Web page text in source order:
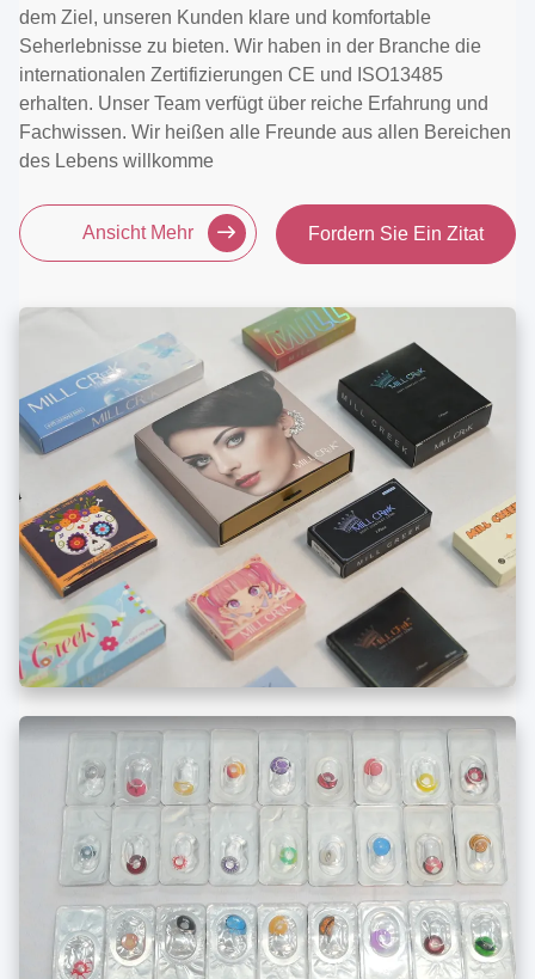
dem Ziel, unseren Kunden klare und komfortable
Seherlebnisse zu bieten. Wir haben in der Branche die
internationalen Zertifizierungen CE und ISO13485
erhalten. Unser Team verfügt über reiche Erfahrung und
Fachwissen. Wir heißen alle Freunde aus allen Bereichen
des Lebens willkomme
Ansicht Mehr Fordern Sie Ein Zitat